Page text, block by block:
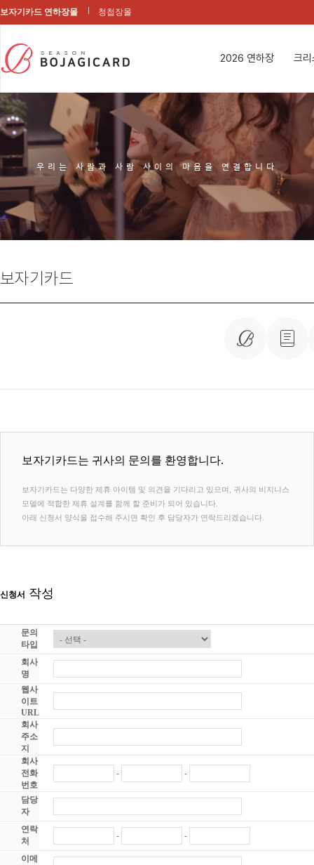
보자기카드 연하장몰 청첩장몰
2026 연하장 크
우리는 사람과 사람 사이의 마음을 연결합니다
보자기카드
보자기카드는 귀사의 문의를 환영합니다.
보자기카드는 다양한 제휴 아이템 및 의견을 기다리고 있으며, 귀사의 비지니스
모델에 적합한 제휴 설계를 함께 할 준비가 되어 있습니다.
아래 신청서 양식을 접수해 주시면 확인 후 담당자가 연락드리겠습니다.
신청서 작성
문의
타입
회사
명
웹사
이트
URL
회사
주소
지
회사
전화
번호
- -
담당
자
연락
처
- -
이메